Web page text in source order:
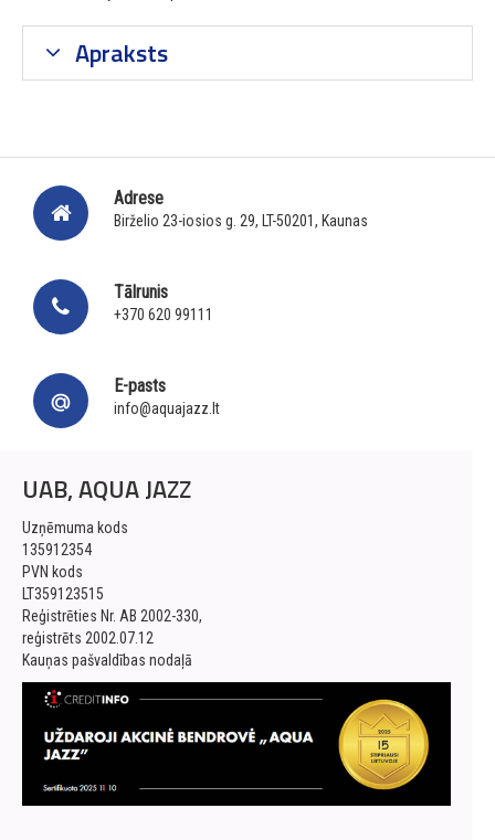
Apraksts
Adrese
Birželio 23-iosios g. 29, LT-50201, Kaunas
Tālrunis
+370 620 99111
E-pasts
info@aquajazz.lt
UAB, AQUA JAZZ
Uzņēmuma kods
135912354
PVN kods
LT359123515
Reģistrēties Nr. AB 2002-330,
reģistrēts 2002.07.12
Kauņas pašvaldības nodaļā